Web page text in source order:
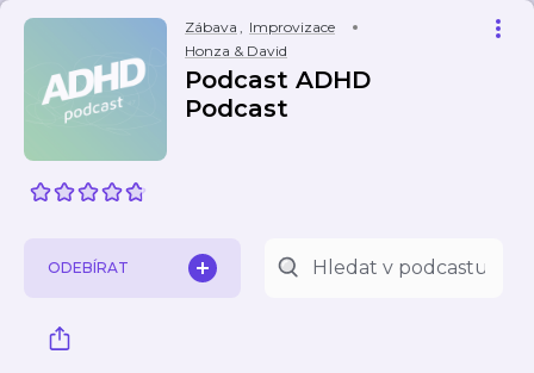
Zábava , Improvizace
Honza & David
Podcast ADHD
Podcast
ODEBÍRAT